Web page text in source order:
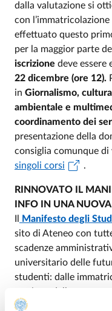
dalla valutazione si
con
effettuato questo
per la maggior parte
iscrizione deve essere
22 dicembre (ore 12).
in Giornalismo,
ambientale e
coordinamento dei
presentazione della
consiglia comunque di
singoli corsi
.
RINNOVATO IL
INFO IN UNA NUOVA
Manifesto degli
sito di Ateneo con
scadenze
universitario delle
studenti: dalle
su tasse, contributi e